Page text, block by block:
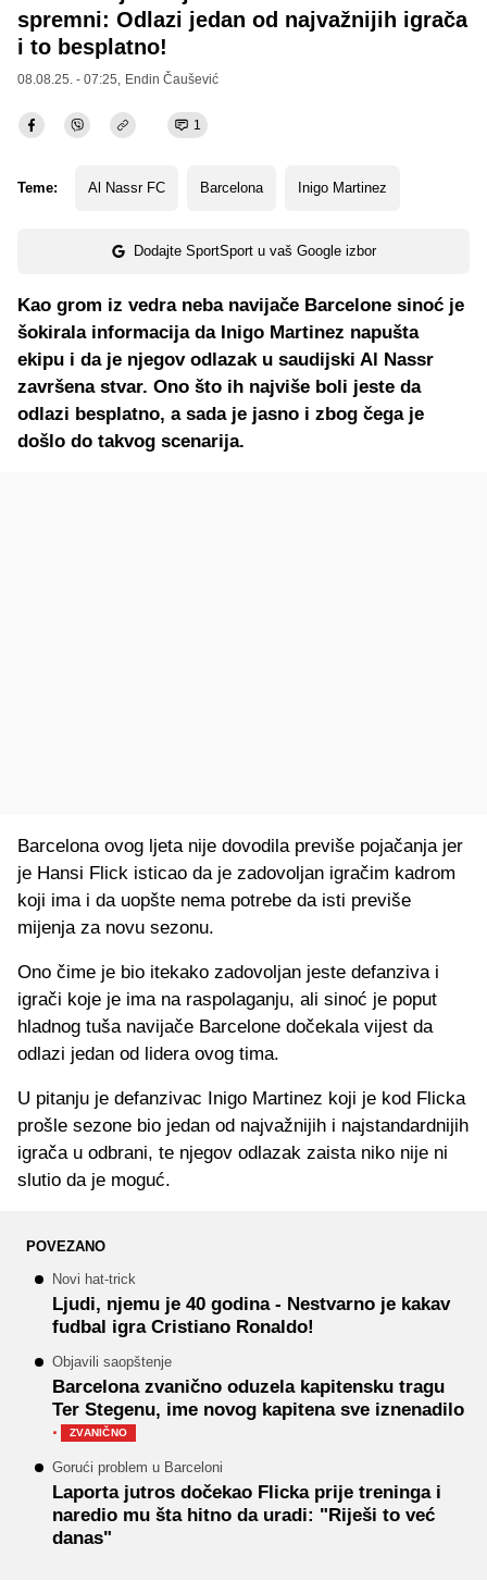
spremni: Odlazi jedan od najvažnijih igrača
i to besplatno!
08.08.25. - 07:25, Endin Čaušević
1
Teme: Al Nassr FC Barcelona Inigo Martinez
Dodajte SportSport u vaš Google izbor
Kao grom iz vedra neba navijače Barcelone sinoć je
šokirala informacija da Inigo Martinez napušta
ekipu i da je njegov odlazak u saudijski Al Nassr
završena stvar. Ono što ih najviše boli jeste da
odlazi besplatno, a sada je jasno i zbog čega je
došlo do takvog scenarija.
Barcelona ovog ljeta nije dovodila previše pojačanja jer
je Hansi Flick isticao da je zadovoljan igračim kadrom
koji ima i da uopšte nema potrebe da isti previše
mijenja za novu sezonu.
Ono čime je bio itekako zadovoljan jeste defanziva i
igrači koje je ima na raspolaganju, ali sinoć je poput
hladnog tuša navijače Barcelone dočekala vijest da
odlazi jedan od lidera ovog tima.
U pitanju je defanzivac Inigo Martinez koji je kod Flicka
prošle sezone bio jedan od najvažnijih i najstandardnijih
igrača u odbrani, te njegov odlazak zaista niko nije ni
slutio da je moguć.
POVEZANO
Novi hat-trick
Ljudi, njemu je 40 godina - Nestvarno je kakav
fudbal igra Cristiano Ronaldo!
Objavili saopštenje
Barcelona zvanično oduzela kapitensku tragu
Ter Stegenu, ime novog kapitena sve iznenadilo
· ZVANIČNO
Gorući problem u Barceloni
Laporta jutros dočekao Flicka prije treninga i
naredio mu šta hitno da uradi: "Riješi to već
danas"